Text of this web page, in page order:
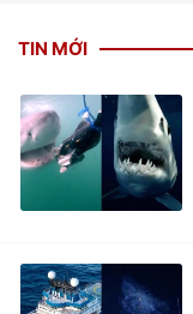
TIN MỚI